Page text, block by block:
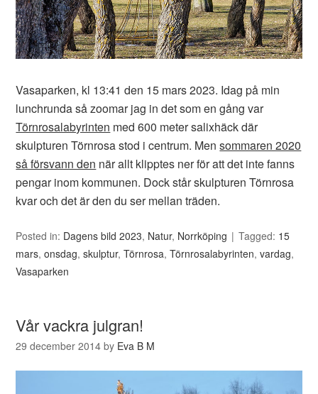
Vasaparken, kl 13:41 den 15 mars 2023. Idag på min
lunchrunda så zoomar jag in det som en gång var
Törnrosalabyrinten med 600 meter salixhäck där
skulpturen Törnrosa stod i centrum. Mensommaren 2020
så försvann den när allt klipptes ner för att det inte fanns
pengar inom kommunen. Dock står skulpturen Törnrosa
kvar och det är den du ser mellan träden.
Posted in: Dagens bild 2023, Natur, Norrköping Tagged: 15
mars,onsdag,skulptur,Törnrosa,Törnrosalabyrinten,vardag,
Vasaparken
Vår vackra julgran!
29 december 2014 by Eva B M